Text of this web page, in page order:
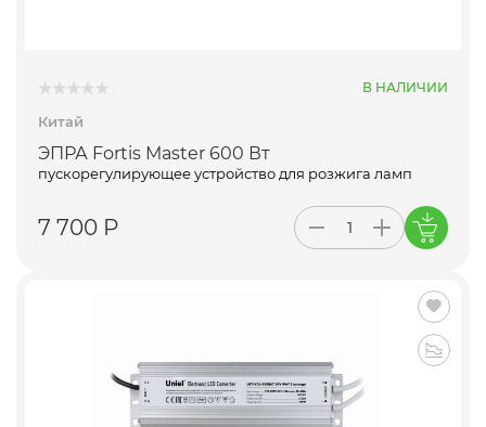
В НАЛИЧИИ
Китай
ЭПРА Fortis Master 600 Вт
пускорегулирующее устройство для розжига ламп
7 700 Р